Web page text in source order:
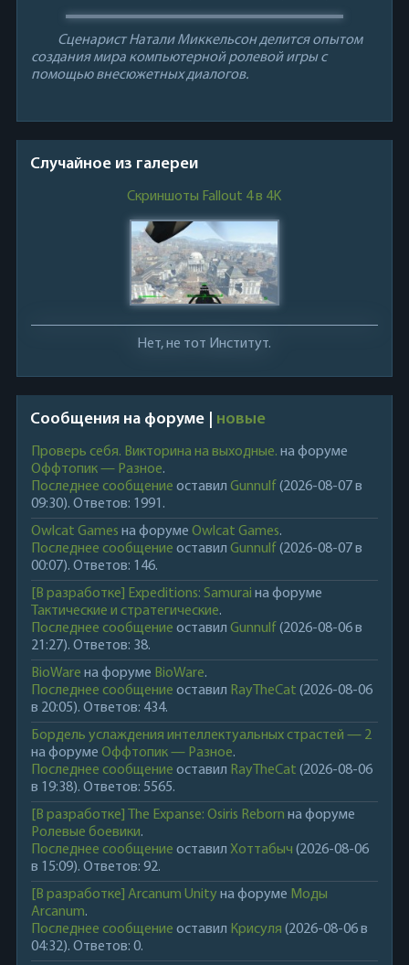
Сценарист Натали Миккельсон делится опытом
создания мира компьютерной ролевой игры с
помощью внесюжетных диалогов.
Случайное из галереи
Скриншоты Fallout 4 в 4K
Нет, не тот Институт.
Сообщения на форуме | новые
Проверь себя. Викторина на выходные. на форуме
Оффтопик — Разное.
Последнее сообщение оставил Gunnulf (2026-08-07 в
09:30). Ответов: 1991.
Owlcat Games на форуме Owlcat Games.
Последнее сообщение оставил Gunnulf (2026-08-07 в
00:07). Ответов: 146.
[В разработке] Expeditions: Samurai на форуме
Тактические и стратегические.
Последнее сообщение оставил Gunnulf (2026-08-06 в
21:27). Ответов: 38.
BioWare на форуме BioWare.
Последнее сообщение оставил RayTheCat (2026-08-06
в 20:05). Ответов: 434.
Бордель услаждения интеллектуальных страстей — 2
на форуме Оффтопик — Разное.
Последнее сообщение оставил RayTheCat (2026-08-06
в 19:38). Ответов: 5565.
[В разработке] The Expanse: Osiris Reborn на форуме
Ролевые боевики.
Последнее сообщение оставил Хоттабыч (2026-08-06
в 15:09). Ответов: 92.
[В разработке] Arcanum Unity на форуме Моды
Arcanum.
Последнее сообщение оставил Крисуля (2026-08-06 в
04:32). Ответов: 0.